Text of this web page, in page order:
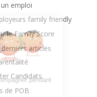
le contenu
de
bien vous accompagner
emploi
family friendly
le Family Score
articles
Candidats
de POB